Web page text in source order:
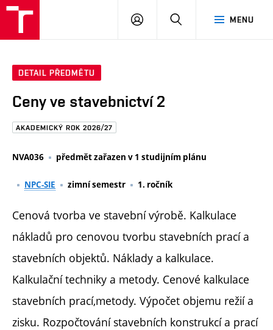
Brno
MENU
PŘIHLÁSIT
DETAIL PŘEDMĚTU
Ceny ve stavebnictví 2
AKADEMICKÝ ROK 2026/27
NVA036 předmět zařazen v 1 studijním plánu
NPC-SIE zimní semestr 1. ročník
Cenová tvorba ve stavební výrobě. Kalkulace
nákladů pro cenovou tvorbu stavebních prací a
stavebních objektů. Náklady a kalkulace.
Kalkulační techniky a metody. Cenové kalkulace
stavebních prací,metody. Výpočet objemu režií a
zisku. Rozpočtování stavebních konstrukcí a prací